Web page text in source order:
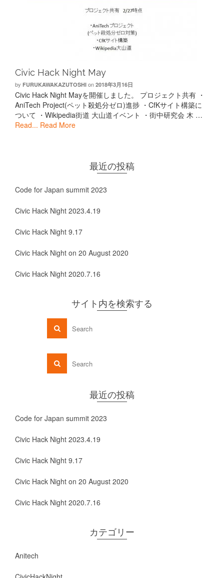
Civic Hack Night May
by FURUKAWAKAZUTOSHI on 2018年3月16日
Civic Hack Night Mayを開催しました。 プロジェクト共有 ・
AniTech Project(ペット殺処分ゼロ)進捗 ・CfKサイト構築に
ついて ・Wikipedia街道 大山道イベント ・街中研究会 木 …
Read... Read More
最近の投稿
Code for Japan summit 2023
Civic Hack Night 2023.4.19
Civic Hack Night 9.17
Civic Hack Night on 20 August 2020
Civic Hack Night 2020.7.16
サイト内を検索する
最近の投稿
Code for Japan summit 2023
Civic Hack Night 2023.4.19
Civic Hack Night 9.17
Civic Hack Night on 20 August 2020
Civic Hack Night 2020.7.16
カテゴリー
Anitech